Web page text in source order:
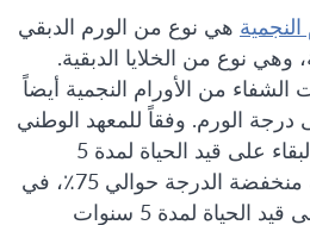
النجمية هي نوع من الورم الدبقي
وهي نوع من الخلايا الدبقية.
من الأورام النجمية أيضاً
درجة الورم. وفقاً للمعهد الوطني
للسرطان، يبلغ معدل البقاء على قيد الحياة لمدة 5
سنوات للأورام النجمية منخفضة الدرجة حوالي 75٪، في
حين أن معدل البقاء على قيد الحياة لمدة 5 سنوات